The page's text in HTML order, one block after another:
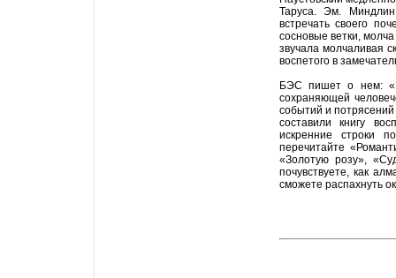
Таруса. Эм.
встречать своего
сосновые ветки,
звучала молчаливая
воспетого в
БЭС пишет о нем: «В
сохраняющей
событий и
составили книгу
искренние строки
перечитайте
«Золотую розу»,
почувствуете, как
сможете распахнуть